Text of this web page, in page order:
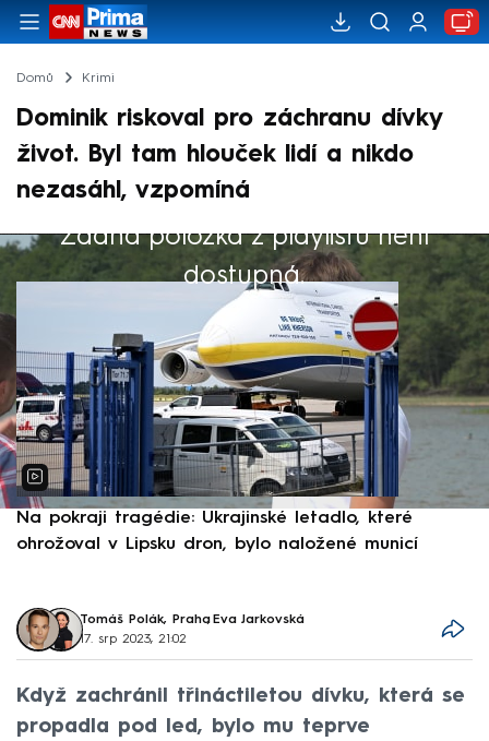
Domů Krimi
Dominik riskoval pro záchranu dívky
život. Byl tam hlouček lidí a nikdo
nezasáhl, vzpomíná
Žádná položka z playlistu není
dostupná.
Výběr redakce
Na pokraji tragédie: Ukrajinské letadlo, které
ohrožoval v Lipsku dron, bylo naložené municí
Tomáš Polák, Praha, Eva Jarkovská
17. srp 2023, 21:02
Když zachránil třináctiletou dívku, která se
propadla pod led, bylo mu teprve